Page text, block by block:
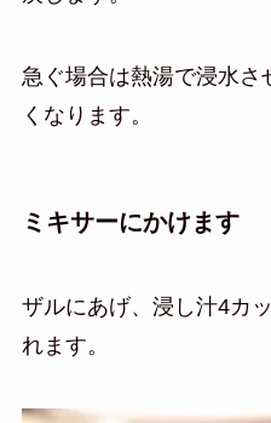
急ぐ場合は熱湯で浸水さ
くなります。
ミキサーにかけます
ザルにあげ、浸し汁4カ
れます。